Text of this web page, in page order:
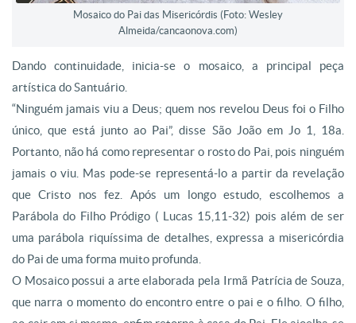
Mosaico do Pai das Misericórdis (Foto: Wesley
Almeida/cancaonova.com)
Dando continuidade, inicia-se o mosaico, a principal peça
artística do Santuário.
“Ninguém jamais viu a Deus; quem nos revelou Deus foi o Filho
único, que está junto ao Pai”, disse São João em Jo 1, 18a.
Portanto, não há como representar o rosto do Pai, pois ninguém
jamais o viu. Mas pode-se representá-lo a partir da revelação
que Cristo nos fez. Após um longo estudo, escolhemos a
Parábola do Filho Pródigo ( Lucas 15,11-32) pois além de ser
uma parábola riquíssima de detalhes, expressa a misericórdia
do Pai de uma forma muito profunda.
O Mosaico possui a arte elaborada pela Irmã Patrícia de Souza,
que narra o momento do encontro entre o pai e o filho. O filho,